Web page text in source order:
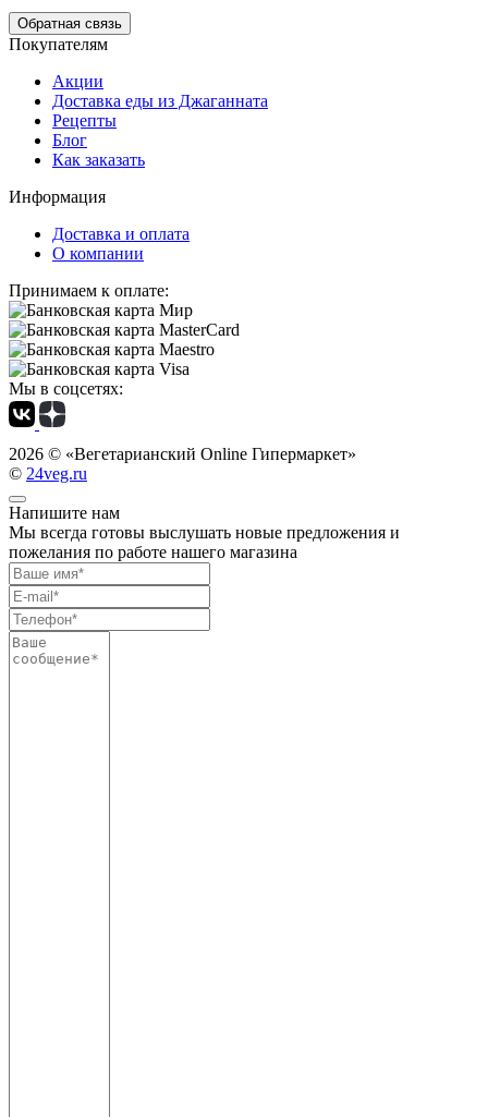
Обратная связь
Покупателям
Акции
Доставка еды из Джаганната
Рецепты
Блог
Как заказать
Информация
Доставка и оплата
О компании
Принимаем к оплате:
Мы в соцсетях:
2026 © «Вегетарианский Online Гипермаркет»
© 24veg.ru
Напишите нам
Мы всегда готовы выслушать новые предложения и
пожелания по работе нашего магазина